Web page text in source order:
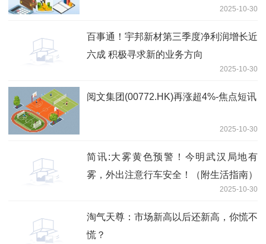
2025-10-30
百事通！宇邦新材第三季度净利润增长近
六成 积极寻求新的业务方向
2025-10-30
阅文集团(00772.HK)再涨超4%-焦点短讯
2025-10-30
简讯:大雾黄色预警！今明武汉局地有
雾，外出注意行车安全！（附生活指南）
2025-10-30
淘气天尊：市场新高以后还新高，你慌不
慌？